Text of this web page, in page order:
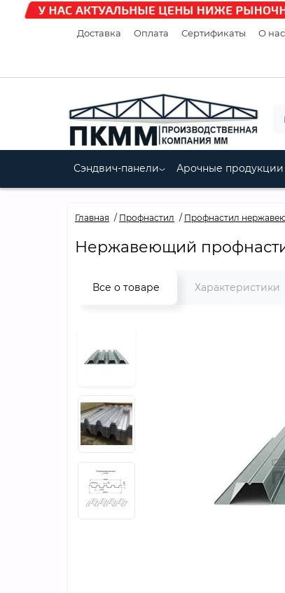
Доставка Оплата Сертификаты О нас
Сэндвич-панели Арочные продукции
Главная Профнастил Профнастил
Нержавеющий
Все о товаре Характеристики